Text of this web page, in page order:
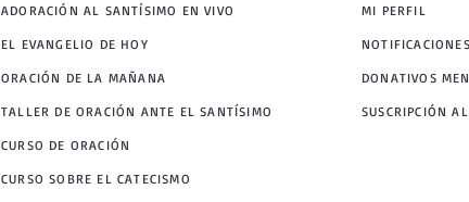
ADORACIÓN AL SANTÍSIMO EN VIVO
EL EVANGELIO DE HOY
ORACIÓN DE LA MAÑANA
TALLER DE ORACIÓN ANTE EL SANTÍSIMO
MI PERFIL
NOTIFICACIONES
DONATIVOS
SUSCRIPCIÓN
CURSO DE ORACIÓN
CURSO SOBRE EL CATECISMO